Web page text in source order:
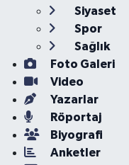
Siyaset
Spor
Sağlık
Foto Galeri
Video
Yazarlar
Röportaj
Biyografi
Anketler